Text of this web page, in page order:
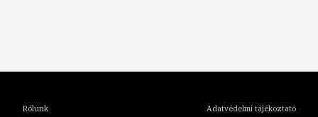
Rólunk Adatvédelmi tájékoztató